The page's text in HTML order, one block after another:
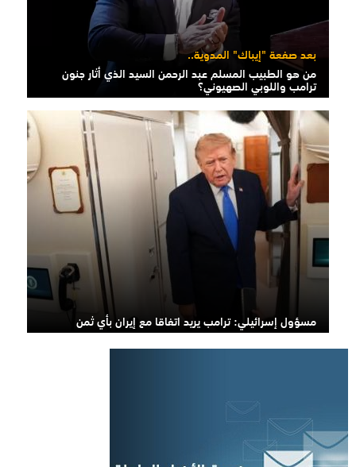
بعد صفعة "إيباك" المدوية..
من هو الطبيب المسلم عبد الرحمن السيد الذي أثار جنون
ترامب واللوبي الصهيوني؟
مسؤول إسرائيلي: ترامب يريد اتفاقا مع إيران بأي ثمن